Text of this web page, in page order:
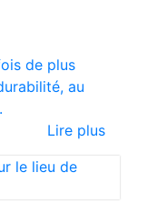
de plus
au
Lire plus